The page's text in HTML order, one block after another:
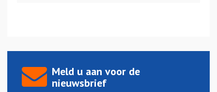
Meld u aan voor de
nieuwsbrief